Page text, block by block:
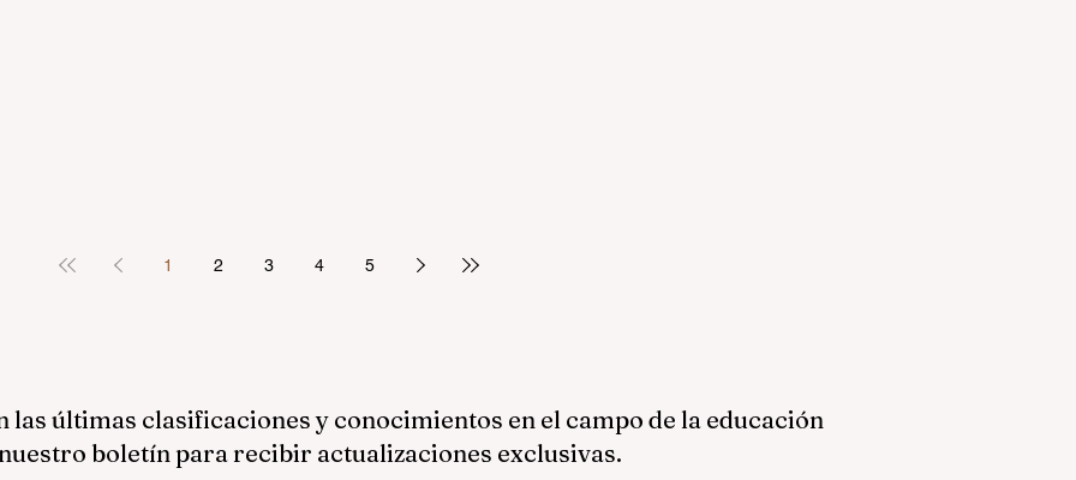
1 2 3 4 5
últimas clasificaciones y conocimientos en el campo de la educación
boletín para recibir actualizaciones exclusivas.